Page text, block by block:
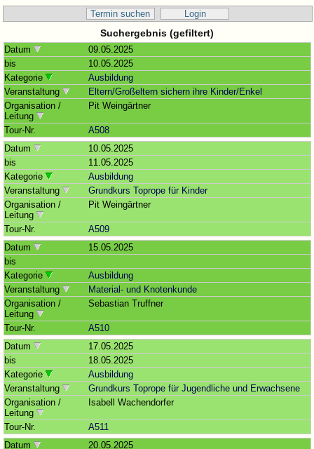
Termin suchen Login
Suchergebnis (gefiltert)
Datum
09.05.2025
bis
10.05.2025
Kategorie
Ausbildung
Veranstaltung
Eltern/Großeltern sichern ihre Kinder/Enkel
Organisation /
Leitung
Pit Weingärtner
Tour-Nr.
A508
Datum
10.05.2025
bis
11.05.2025
Kategorie
Ausbildung
Veranstaltung
Grundkurs Toprope für Kinder
Organisation /
Leitung
Pit Weingärtner
Tour-Nr.
A509
Datum
15.05.2025
bis
Kategorie
Ausbildung
Veranstaltung
Material- und Knotenkunde
Organisation /
Leitung
Sebastian Truffner
Tour-Nr.
A510
Datum
17.05.2025
bis
18.05.2025
Kategorie
Ausbildung
Veranstaltung
Grundkurs Toprope für Jugendliche und Erwachsene
Organisation /
Leitung
Isabell Wachendorfer
Tour-Nr.
A511
Datum
20.05.2025